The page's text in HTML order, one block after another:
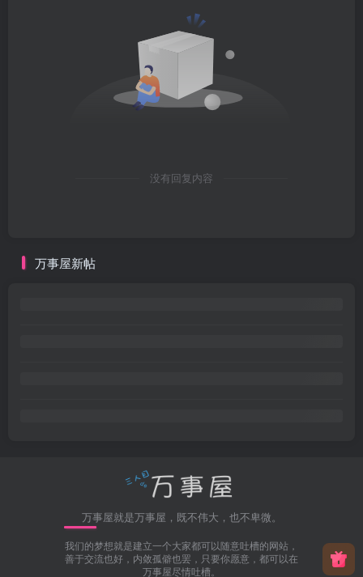
没有回复内容
万事屋新帖
万事屋就是万事屋，既不伟大，也不卑微。
我们的梦想就是建立一个大家都可以随意吐槽的网站，
善于交流也好，内敛孤僻也罢，只要你愿意，都可以在
万事屋尽情吐槽。